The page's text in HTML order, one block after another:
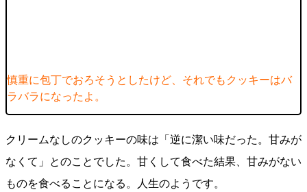
慎重に包丁でおろそうとしたけど、それでもクッキーはバ
ラバラになったよ。
クリームなしのクッキーの味は「逆に潔い味だった。甘みが
なくて」とのことでした。甘くして食べた結果、甘みがない
ものを食べることになる。人生のようです。